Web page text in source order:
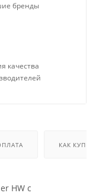
бренды
качества
КАК
HW с